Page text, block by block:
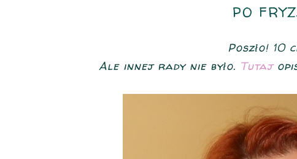
PO
Poszło! 10
Ale innej rady nie było. Tutaj